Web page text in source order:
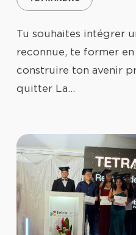
Tu souhaites intégrer
reconnue, te former
construire ton avenir
quitter La…